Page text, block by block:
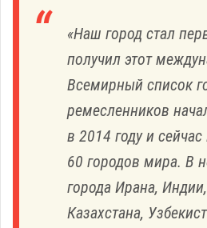
«Наш город стал
получил этот
Всемирный список
ремесленников
в 2014 году и
60 городов мира. В
города Ирана,
Казахстана,